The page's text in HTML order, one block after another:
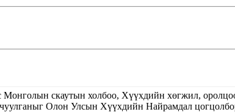
Монголын скаутын холбоо, Хүүхдийн хөгжил,
Олон Улсын Хүүхдийн Найрамдал